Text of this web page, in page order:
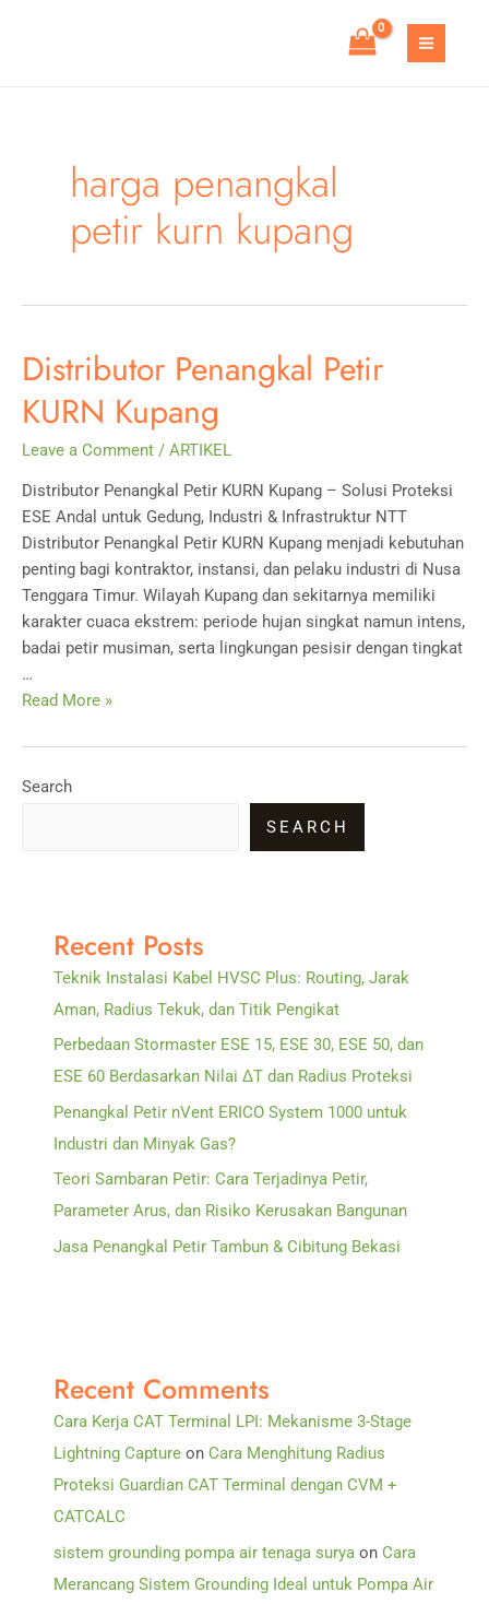
MAIN
harga penangkal
petir kurn kupang
Distributor Penangkal Petir
KURN Kupang
Leave a Comment / ARTIKEL
Distributor Penangkal Petir KURN Kupang – Solusi Proteksi
ESE Andal untuk Gedung, Industri & Infrastruktur NTT
Distributor Penangkal Petir KURN Kupang menjadi kebutuhan
penting bagi kontraktor, instansi, dan pelaku industri di Nusa
Tenggara Timur. Wilayah Kupang dan sekitarnya memiliki
karakter cuaca ekstrem: periode hujan singkat namun intens,
badai petir musiman, serta lingkungan pesisir dengan tingkat
…
Distributor
Petir
KURN
Read More »
Search
SEARCH
Recent Posts
Teknik Instalasi Kabel HVSC Plus: Routing, Jarak
Aman, Radius Tekuk, dan Titik Pengikat
Perbedaan Stormaster ESE 15, ESE 30, ESE 50, dan
ESE 60 Berdasarkan Nilai ΔT dan Radius Proteksi
Penangkal Petir nVent ERICO System 1000 untuk
Industri dan Minyak Gas?
Teori Sambaran Petir: Cara Terjadinya Petir,
Parameter Arus, dan Risiko Kerusakan Bangunan
Jasa Penangkal Petir Tambun & Cibitung Bekasi
Recent Comments
Cara Kerja CAT Terminal LPI: Mekanisme 3-Stage
Lightning Capture on Cara Menghitung Radius
Proteksi Guardian CAT Terminal dengan CVM +
CATCALC
sistem grounding pompa air tenaga surya on Cara
Merancang Sistem Grounding Ideal untuk Pompa Air